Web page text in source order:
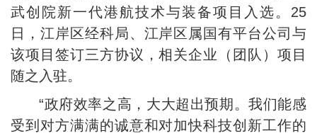
武创院新一代港航技术与装备项目入选。25
日，江岸区经科局、江岸区属国有平台公司与
该项目签订三方协议，相关企业（团队）项目
随之入驻。
“政府效率之高，大大超出预期。我们能感
受到对方满满的诚意和对加快科技创新工作的